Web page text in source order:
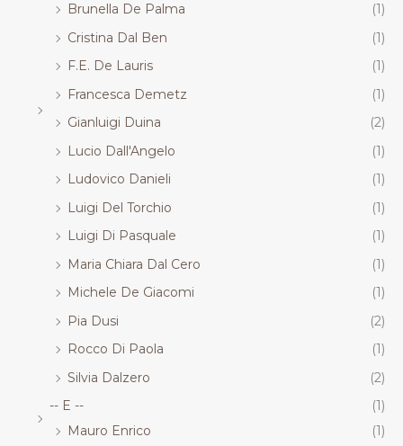
Brunella De Palma
(1)
Cristina Dal Ben
(1)
F.E. De Lauris
(1)
Francesca Demetz
(1)
Gianluigi Duina
(2)
Lucio Dall'Angelo
(1)
Ludovico Danieli
(1)
Luigi Del Torchio
(1)
Luigi Di Pasquale
(1)
Maria Chiara Dal Cero
(1)
Michele De Giacomi
(1)
Pia Dusi
(2)
Rocco Di Paola
(1)
Silvia Dalzero
(2)
-- E --
(1)
Mauro Enrico
(1)